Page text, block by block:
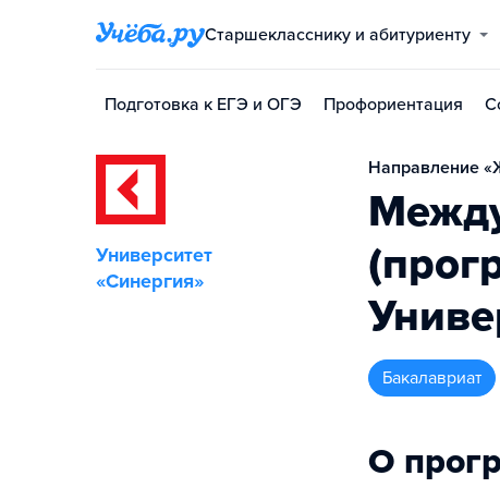
Старшекласснику и абитуриенту
Подготовка к ЕГЭ и ОГЭ Профориентация
Университет
«Синергия»
Направление
бакалавриат
О